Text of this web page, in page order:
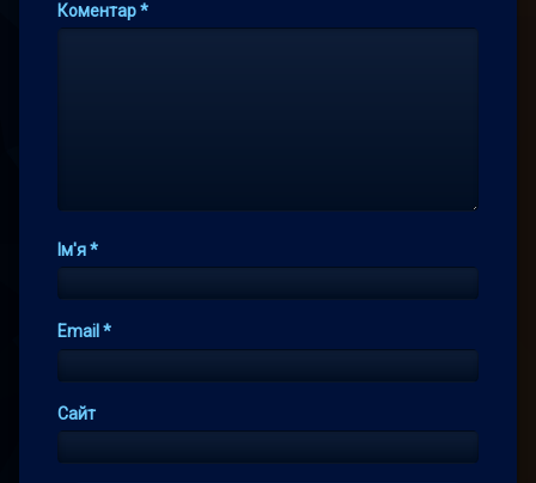
Коментар*
Ім'я*
Email *
Сайт